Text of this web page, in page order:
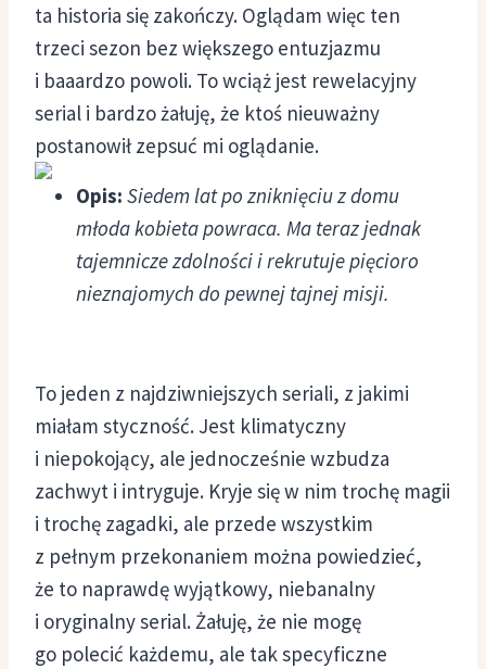
ta historia się zakończy. Oglądam więc ten
trzeci sezon bez większego entuzjazmu
i baaardzo powoli. To wciąż jest rewelacyjny
serial i bardzo żałuję, że ktoś nieuważny
postanowił zepsuć mi oglądanie.
Opis: Siedem lat po zniknięciu z domu
młoda kobieta powraca. Ma teraz jednak
tajemnicze zdolności i rekrutuje pięcioro
nieznajomych do pewnej tajnej misji.
To jeden z najdziwniejszych seriali, z jakimi
miałam styczność. Jest klimatyczny
i niepokojący, ale jednocześnie wzbudza
zachwyt i intryguje. Kryje się w nim trochę magii
i trochę zagadki, ale przede wszystkim
z pełnym przekonaniem można powiedzieć,
że to naprawdę wyjątkowy, niebanalny
i oryginalny serial. Żałuję, że nie mogę
go polecić każdemu, ale tak specyficzne